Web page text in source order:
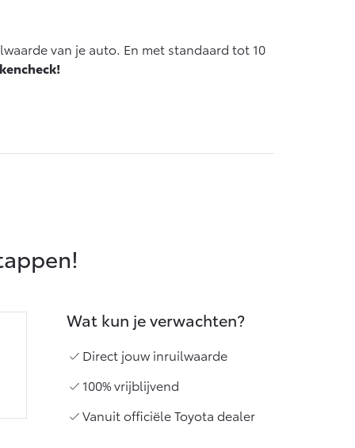
van je auto. En met standaard tot 10
Wat kun je verwachten?
Direct jouw inruilwaarde
100% vrijblijvend
Vanuit officiële Toyota dealer